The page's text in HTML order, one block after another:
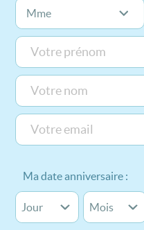
Ma date anniversaire :